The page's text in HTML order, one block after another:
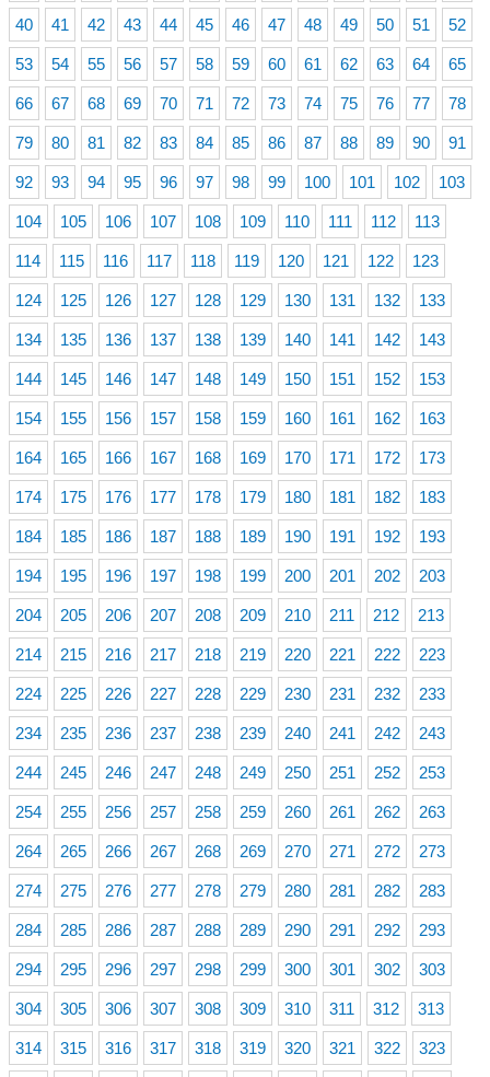
40 41 42 43 44 45 46 47 48 49 50 51 52
53 54 55 56 57 58 59 60 61 62 63 64 65
66 67 68 69 70 71 72 73 74 75 76 77 78
79 80 81 82 83 84 85 86 87 88 89 90 91
92 93 94 95 96 97 98 99 100 101 102 103
104 105 106 107 108 109 110 111 112 113
114 115 116 117 118 119 120 121 122 123
124 125 126 127 128 129 130 131 132 133
134 135 136 137 138 139 140 141 142 143
144 145 146 147 148 149 150 151 152 153
154 155 156 157 158 159 160 161 162 163
164 165 166 167 168 169 170 171 172 173
174 175 176 177 178 179 180 181 182 183
184 185 186 187 188 189 190 191 192 193
194 195 196 197 198 199 200 201 202 203
204 205 206 207 208 209 210 211 212 213
214 215 216 217 218 219 220 221 222 223
224 225 226 227 228 229 230 231 232 233
234 235 236 237 238 239 240 241 242 243
244 245 246 247 248 249 250 251 252 253
254 255 256 257 258 259 260 261 262 263
264 265 266 267 268 269 270 271 272 273
274 275 276 277 278 279 280 281 282 283
284 285 286 287 288 289 290 291 292 293
294 295 296 297 298 299 300 301 302 303
304 305 306 307 308 309 310 311 312 313
314 315 316 317 318 319 320 321 322 323